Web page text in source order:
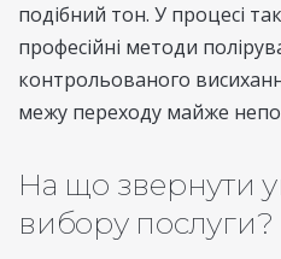
подібний тон. У процесі
професійні методи
контрольованого
межу переходу майже
На що звернути
вибору послуги?